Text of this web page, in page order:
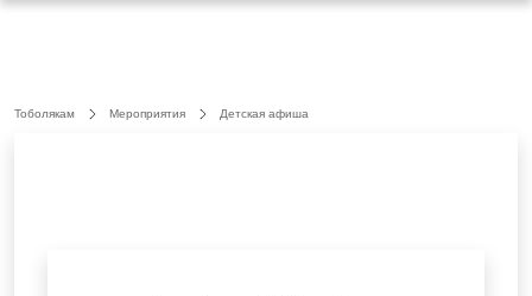
Тоболякам Мероприятия Детская афиша